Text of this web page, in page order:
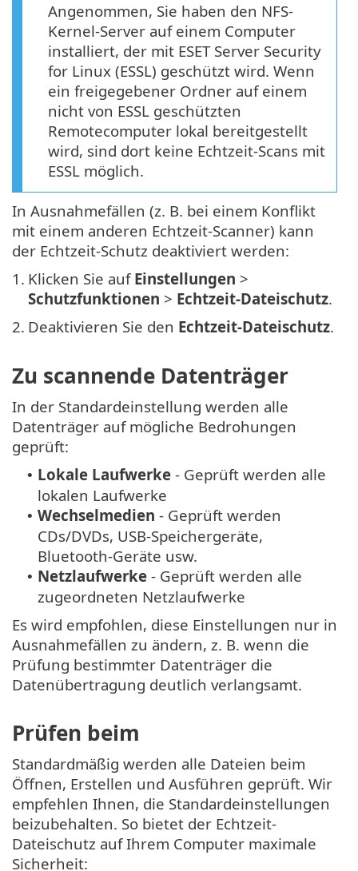
Angenommen, Sie haben den NFS-
Kernel-Server auf einem Computer
installiert, der mit ESET Server Security
for Linux (ESSL) geschützt wird. Wenn
ein freigegebener Ordner auf einem
nicht von ESSL geschützten
Remotecomputer lokal bereitgestellt
wird, sind dort keine Echtzeit-Scans mit
ESSL möglich.
In Ausnahmefällen (z. B. bei einem Konflikt
mit einem anderen Echtzeit-Scanner) kann
der Echtzeit-Schutz deaktiviert werden:
1. Klicken Sie auf Einstellungen >
Schutzfunktionen > Echtzeit-Dateischutz.
2. Deaktivieren Sie den Echtzeit-Dateischutz.
Zu scannende Datenträger
In der Standardeinstellung werden alle
Datenträger auf mögliche Bedrohungen
geprüft:
• Lokale Laufwerke - Geprüft werden alle
lokalen Laufwerke
• Wechselmedien - Geprüft werden
CDs/DVDs, USB-Speichergeräte,
Bluetooth-Geräte usw.
• Netzlaufwerke - Geprüft werden alle
zugeordneten Netzlaufwerke
Es wird empfohlen, diese Einstellungen nur in
Ausnahmefällen zu ändern, z. B. wenn die
Prüfung bestimmter Datenträger die
Datenübertragung deutlich verlangsamt.
Prüfen beim
Standardmäßig werden alle Dateien beim
Öffnen, Erstellen und Ausführen geprüft. Wir
empfehlen Ihnen, die Standardeinstellungen
beizubehalten. So bietet der Echtzeit-
Dateischutz auf Ihrem Computer maximale
Sicherheit: